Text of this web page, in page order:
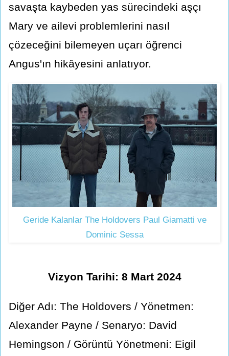
savaşta kaybeden yas sürecindeki aşçı
Mary ve ailevi problemlerini nasıl
çözeceğini bilemeyen uçarı öğrenci
Angus'ın hikâyesini anlatıyor.
Geride Kalanlar The Holdovers Paul Giamatti ve
Dominic Sessa
Vizyon Tarihi: 8 Mart 2024
Diğer Adı: The Holdovers / Yönetmen:
Alexander Payne / Senaryo: David
Hemingson / Görüntü Yönetmeni: Eigil